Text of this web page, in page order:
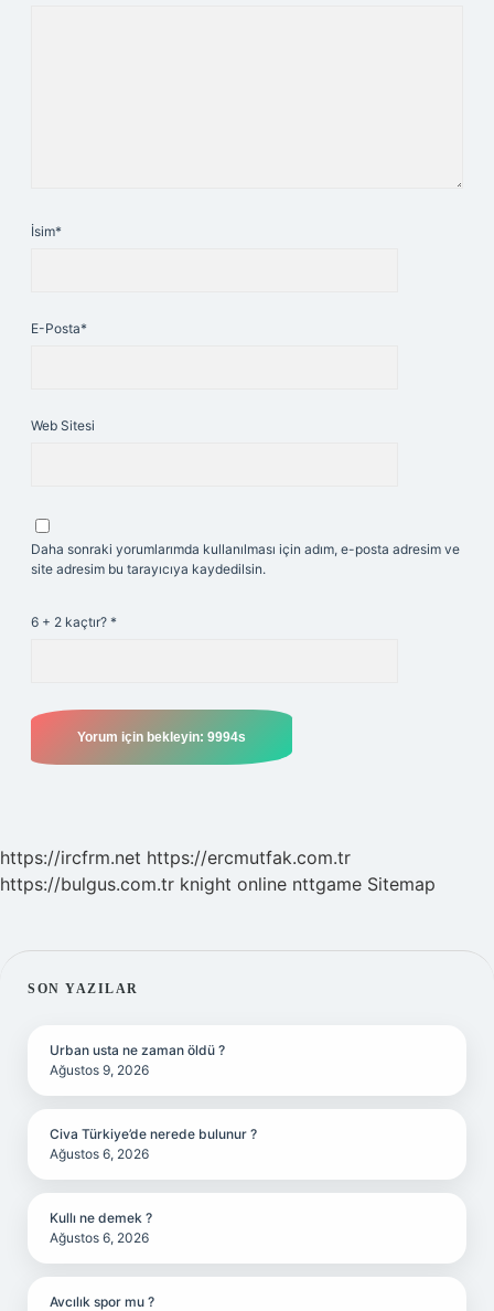
İsim*
E-Posta*
Web Sitesi
Daha sonraki yorumlarımda kullanılması için adım, e-posta adresim ve
site adresim bu tarayıcıya kaydedilsin.
6 + 2 kaçtır? *
https://ircfrm.net https://ercmutfak.com.tr
https://bulgus.com.tr knight online nttgame Sitemap
SIDEBAR
SON YAZILAR
Urban usta ne zaman öldü ?
Ağustos 9, 2026
Civa Türkiye’de nerede bulunur ?
Ağustos 6, 2026
Kullı ne demek ?
Ağustos 6, 2026
Avcılık spor mu ?